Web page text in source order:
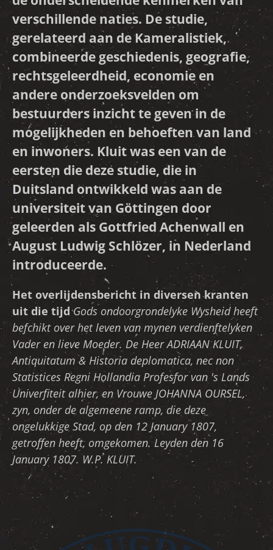
verschillende naties. De studie,
gerelateerd aan de Kameralistiek,
combineerde geschiedenis, geografie,
rechtsgeleerdheid, economie en
andere onderzoeksvelden om
bestuurders inzicht te geven in de
mogelijkheden en behoeften van land
en inwoners. Kluit was een van de
eersten die deze studie, die in
Duitsland ontwikkeld was aan de
universiteit van Göttingen door
geleerden als Gottfried Achenwall en
August Ludwig Schlözer, in Nederland
introduceerde.
Het overlijdensbericht in diversen kranten
uit die tijdGods ondoorgrondelyke Wysheid heeft
befchikt over hetleven van mynen verdienftelyken
Vader en lieve Moeder. De Heer ADRIAAN KLUIT,
Antiquitatum & Historia deplomatica, nec non
Statistices Regni Hollandia Profesfor van 's Lands
Univerfiteit alhier, en Vrouwe JOHANNA OURSEL,
zyn, onder de algemeene ramp, die deze
ongelukkige Stad, op den 12 January 1807,
getroffen heeft, omgekomen. Leyden den 16
January 1807. W.P. KLUIT.